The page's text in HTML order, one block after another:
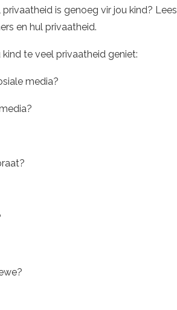
is genoeg vir jou kind? Lees
en hul privaatheid.
te veel privaatheid geniet:
media?